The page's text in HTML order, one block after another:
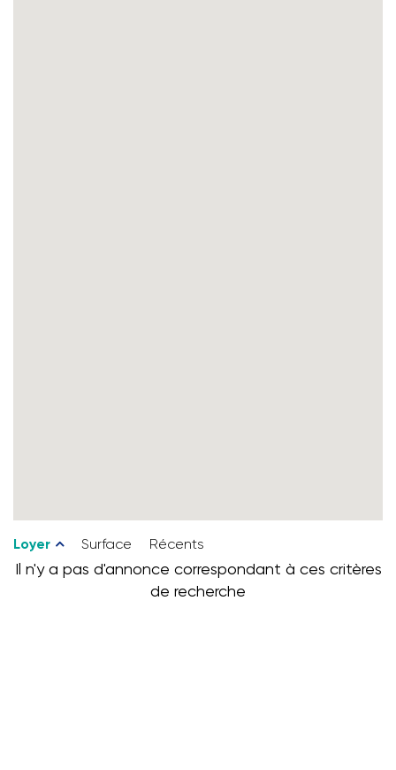
Loyer Surface Récents
Il n'y a pas d'annonce correspondant à ces critères
de recherche